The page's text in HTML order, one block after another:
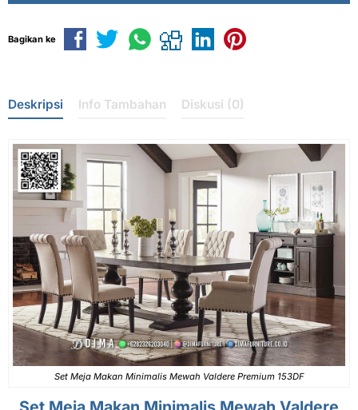
Bagikan ke
Deskripsi Info Tambahan Diskusi (0)
Set Meja Makan Minimalis Mewah Valdere Premium 153DF